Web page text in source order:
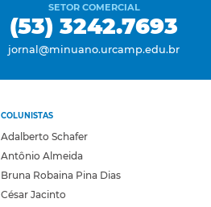
SETOR COMERCIAL
(53) 3242.7693
jornal@minuano.urcamp.edu.br
COLUNISTAS
Adalberto Schafer
Antônio Almeida
Bruna Robaina Pina Dias
César Jacinto